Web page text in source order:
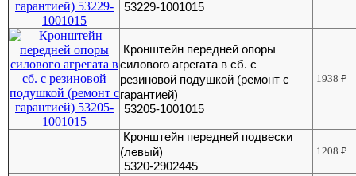
53229-1001015
Кронштейн передней опоры
силового агрегата в сб. с
резиновой подушкой (ремонт с
гарантией)
53205-1001015
1938₽
Кронштейн передней подвески
(левый)
5320-2902445
1208₽